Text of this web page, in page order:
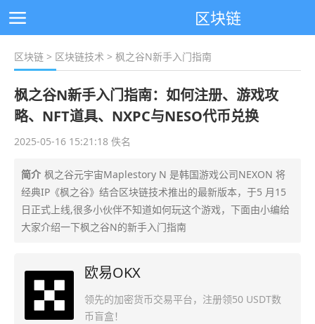
区块链
区块链 > 区块链技术 > 枫之谷N新手入门指南
枫之谷N新手入门指南：如何注册、游戏攻
略、NFT道具、NXPC与NESO代币兑换
2025-05-16 15:21:18 佚名
简介 枫之谷元宇宙Maplestory N 是韩国游戏公司NEXON 将
经典IP《枫之谷》结合区块链技术推出的最新版本，于5 月15
日正式上线,很多小伙伴不知道如何玩这个游戏，下面由小编给
大家介绍一下枫之谷N的新手入门指南
欧易OKX
领先的加密货币交易平台，注册领50 USDT数
币盲盒！